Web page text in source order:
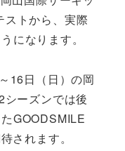
ストから、実際
になります。
16日（日）の岡
ーズンでは後
GOODSMILE
されます。